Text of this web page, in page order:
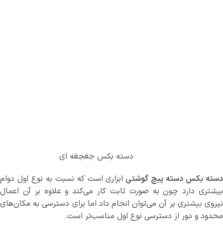
دسته بکس جغجغه ای
دسته بکس دسته پیچ گوشتی ابزاری است که نسبت به نوع اول دوام
بیشتری دارد چون به صورت ثابت کار می‌کند و علاوه بر آن اعمال
نیروی بیشتری بر آن می‌توان انجام داد اما برای دسترسی به مکان‌های
محدود و دور از دسترسی نوع اول مناسب‌تر است.